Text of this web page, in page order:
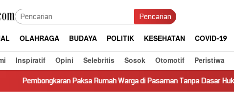
Pencarian
OLAHRAGA BUDAYA POLITIK KESEHATAN COVID-19
Inspiratif Opini Selebritis Sosok Otomotif Peristiwa
Paksa Rumah Warga di Pasaman Tanpa Dasar Hukum Picu Keresahan